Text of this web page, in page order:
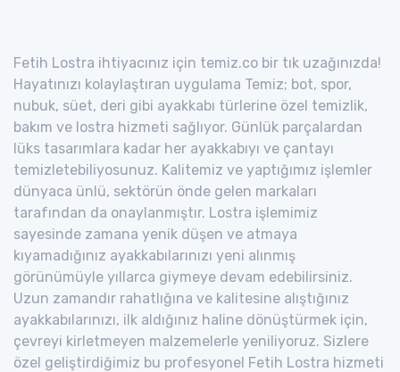
Fetih Lostra ihtiyacınız için temiz.co bir tık uzağınızda!
Hayatınızı kolaylaştıran uygulama Temiz; bot, spor,
nubuk, süet, deri gibi ayakkabı türlerine özel temizlik,
bakım ve lostra hizmeti sağlıyor. Günlük parçalardan
lüks tasarımlara kadar her ayakkabıyı ve çantayı
temizletebiliyosunuz. Kalitemiz ve yaptığımız işlemler
dünyaca ünlü, sektörün önde gelen markaları
tarafından da onaylanmıştır. Lostra işlemimiz
sayesinde zamana yenik düşen ve atmaya
kıyamadığınız ayakkabılarınızı yeni alınmış
görünümüyle yıllarca giymeye devam edebilirsiniz.
Uzun zamandır rahatlığına ve kalitesine alıştığınız
ayakkabılarınızı, ilk aldığınız haline dönüştürmek için,
çevreyi kirletmeyen malzemelerle yeniliyoruz. Sizlere
özel geliştirdiğimiz bu profesyonel Fetih Lostra hizmeti